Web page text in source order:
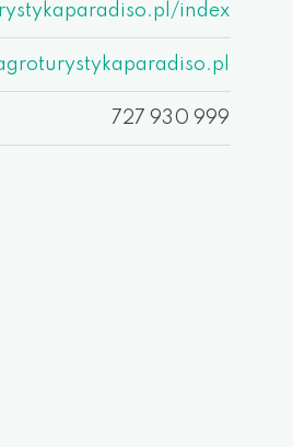
index
727 930 999